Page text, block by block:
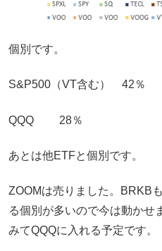
個別です。
S&P500（VT含む） 42％
QQQ 28％
あとは他ETFと個別です。
ZOOMは売りました。BRKB
る個別が多いので今は動かせ
みてQQQに入れる予定です。